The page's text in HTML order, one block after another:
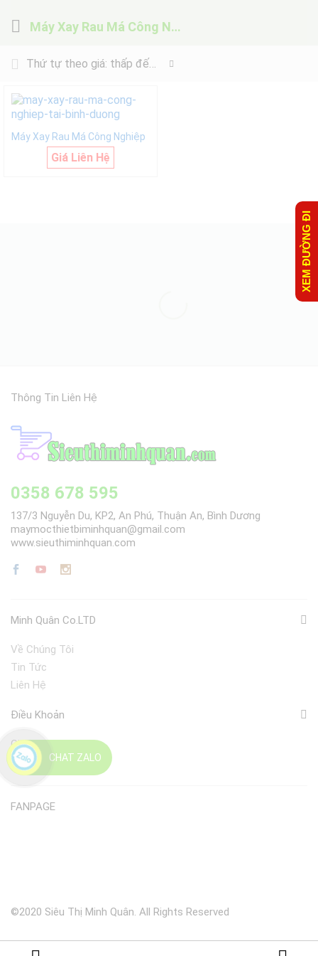
Máy Xay Rau Má Công Nghiệp
Thứ tự theo giá: thấp đến cao
Máy Xay Rau Má Công Nghiệp
Giá Liên Hệ
CHAT ZALO
Thông Tin Liên Hệ
0358 678 595
137/3 Nguyễn Du, KP2, An Phú, Thuận An, Bình Dương
maymocthietbiminhquan@gmail.com
www.sieuthiminhquan.com
Minh Quân Co.LTD
Về Chúng Tôi
Tin Tức
Liên Hệ
Điều Khoản
Giao Nhận
Đổi Trả
FANPAGE
©2020 Siêu Thị Minh Quân. All Rights Reserved
XEM ĐƯỜNG ĐI